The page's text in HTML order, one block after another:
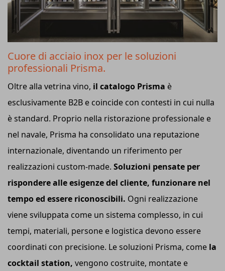
Cuore di acciaio inox per le soluzioni
professionali Prisma.
Oltre alla vetrina vino, il catalogo Prisma è
esclusivamente B2B e coincide con contesti in cui nulla
è standard. Proprio nella ristorazione professionale e
nel navale, Prisma ha consolidato una reputazione
internazionale, diventando un riferimento per
realizzazioni custom-made. Soluzioni pensate per
rispondere alle esigenze del cliente, funzionare nel
tempo ed essere riconoscibili. Ogni realizzazione
viene sviluppata come un sistema complesso, in cui
tempi, materiali, persone e logistica devono essere
coordinati con precisione. Le soluzioni Prisma, come la
cocktail station, vengono costruite, montate e